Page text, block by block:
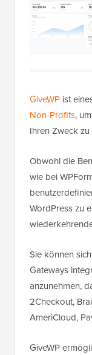
GiveWP ist
Non-Profits,
Ihren Zweck
Obwohl die
wie bei
WordPress zu
Sie können
Gateways
anzunehmen,
2Checkout,
AmeriCloud,
GiveWP